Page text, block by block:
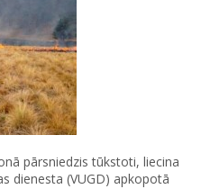
pārsniedzis tūkstoti, liecina
dienesta (VUGD) apkopotā